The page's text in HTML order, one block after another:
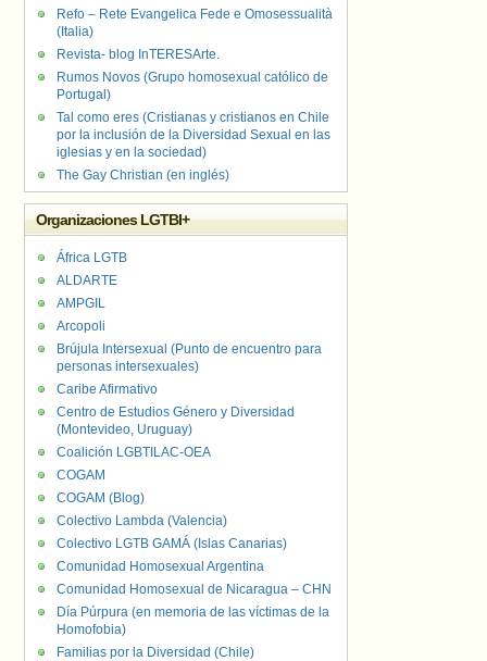
Refo – Rete Evangelica Fede e Omosessualità
(Italia)
Revista- blog InTERESArte.
Rumos Novos (Grupo homosexual católico de
Portugal)
Tal como eres (Cristianas y cristianos en Chile
por la inclusión de la Diversidad Sexual en las
iglesias y en la sociedad)
The Gay Christian (en inglés)
Organizaciones LGTBI+
África LGTB
ALDARTE
AMPGIL
Arcopoli
Brújula Intersexual (Punto de encuentro para
personas intersexuales)
Caribe Afirmativo
Centro de Estudios Género y Diversidad
(Montevideo, Uruguay)
Coalición LGBTILAC-OEA
COGAM
COGAM (Blog)
Colectivo Lambda (Valencia)
Colectivo LGTB GAMÁ (Islas Canarias)
Comunidad Homosexual Argentina
Comunidad Homosexual de Nicaragua – CHN
Día Púrpura (en memoria de las víctimas de la
Homofobia)
Familias por la Diversidad (Chile)